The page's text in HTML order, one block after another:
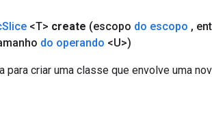
Slice <T> create (escopo do escopo ,
do operando <U>)
para criar uma classe que envolve uma